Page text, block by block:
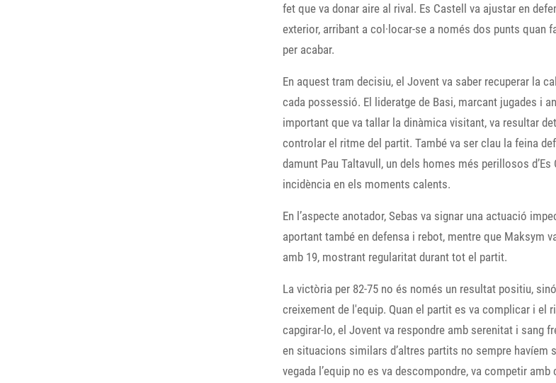
fet que va donar aire al rival. Es Castell va ajustar en
exterior, arribant a col·locar-se a només dos punts quan
per acabar.
En aquest tram decisiu, el Jovent va saber recuperar la
cada possessió. El lideratge de Basi, marcant jugades i
important que va tallar la dinàmica visitant, va resultar
controlar el ritme del partit. També va ser clau la feina
damunt Pau Taltavull, un dels homes més perillosos
incidència en els moments calents.
En l’aspecte anotador, Sebas va signar una actuació
aportant també en defensa i rebot, mentre que Maksym
amb 19, mostrant regularitat durant tot el partit.
La victòria per 82-75 no és només un resultat positiu,
creixement de l'equip. Quan el partit es va complicar i el
capgirar-lo, el Jovent va respondre amb serenitat i sang
en situacions similars d’altres partits no sempre havíem
vegada l’equip no es va descompondre, va competir